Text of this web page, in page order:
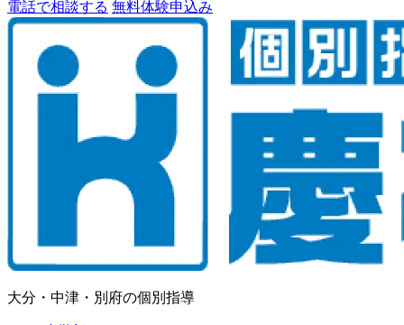
電話で相談する 無料体験申込み
大分・中津・別府の個別指導